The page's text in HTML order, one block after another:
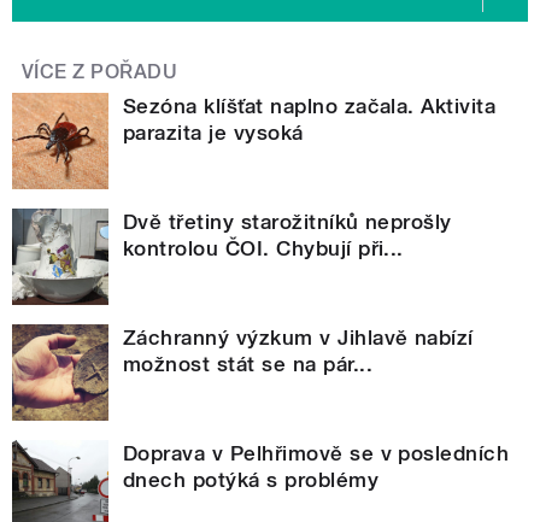
VÍCE Z POŘADU
Sezóna klíšťat naplno začala. Aktivita
parazita je vysoká
Dvě třetiny starožitníků neprošly
kontrolou ČOI. Chybují při...
Záchranný výzkum v Jihlavě nabízí
možnost stát se na pár...
Doprava v Pelhřimově se v posledních
dnech potýká s problémy